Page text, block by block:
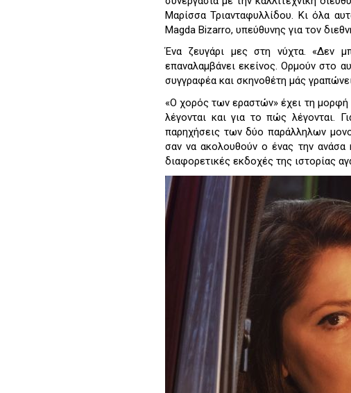
Μαρίσσα Τριανταφυλλίδου. Κι όλα
Magda Bizarro, υπεύθυνης για τον
Ένα ζευγάρι μες στη νύχτα. «Δεν
επαναλαμβάνει εκείνος. Ορμούν στο
συγγραφέα και σκηνοθέτη μάς
«Ο χορός των εραστών» έχει τη μορφή
λέγονται και για το πώς λέγονται.
παρηχήσεις των δύο παράλληλων
σαν να ακολουθούν ο ένας την ανάσα
διαφορετικές εκδοχές της ιστορίας